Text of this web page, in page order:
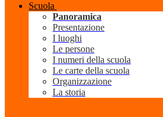
Scuola
Panoramica
Presentazione
I luoghi
Le persone
I numeri della scuola
Le carte della scuola
Organizzazione
La storia